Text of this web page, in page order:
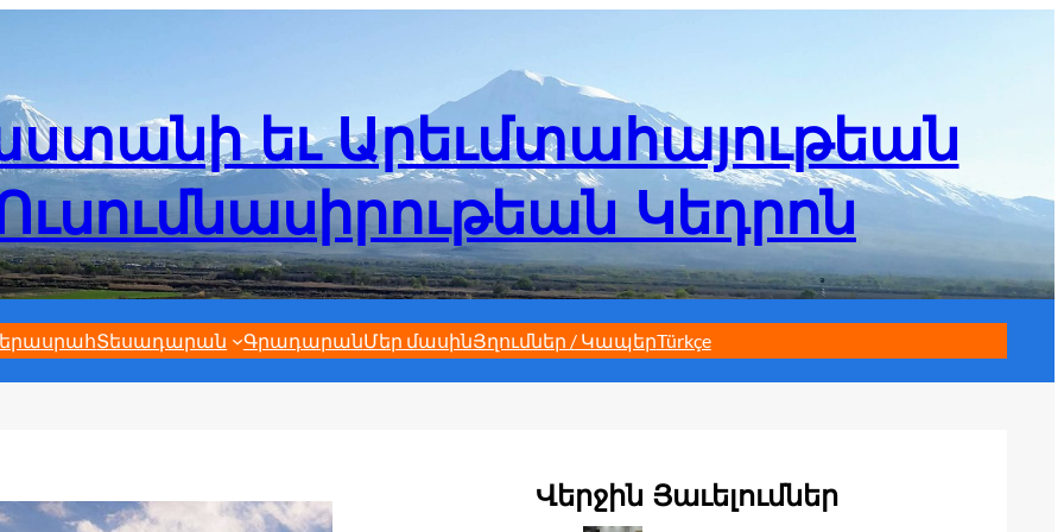
եւ Արեւմտահայութեան
Կեդրոն
Տեսադարան ԳրադարանՄեր մասինՅղումներ / ԿապերTürkçe
Վերջին Յաւելումներ